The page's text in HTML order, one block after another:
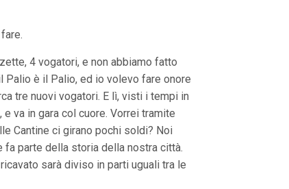
4 vogatori, e non abbiamo fatto
Palio è il Palio, ed io volevo fare onore
tre nuovi vogatori. E lì, visti i tempi in
va in gara col cuore. Vorrei tramite
Cantine ci girano pochi soldi? Noi
fa parte della storia della nostra città.
sarà diviso in parti uguali tra le